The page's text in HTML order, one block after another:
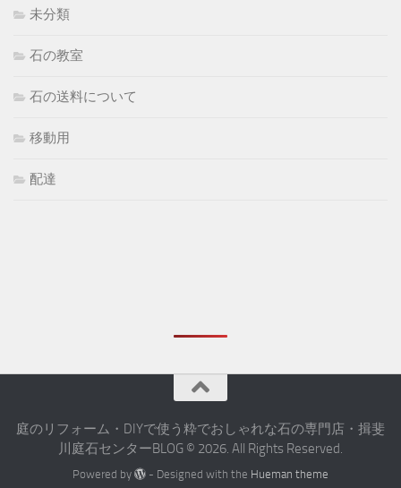
未分類
石の教室
石の送料について
移動用
配達
庭のリフォーム・DIYで使う粋でおしゃれな石の専門店・揖斐
川庭石センターBLOG © 2026. All Rights Reserved.
Powered by - Designed with the Hueman theme